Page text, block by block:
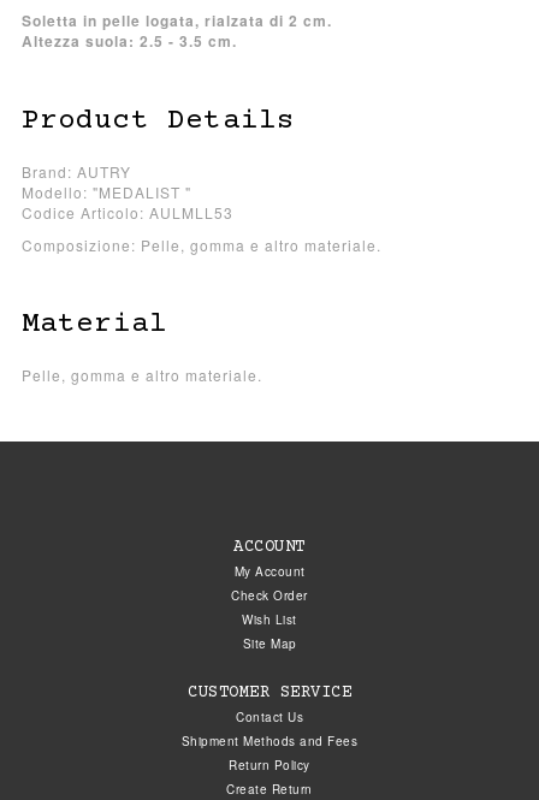
Soletta in pelle logata, rialzata di 2 cm.
Altezza suola: 2.5 - 3.5 cm.
Product Details
Brand: AUTRY
Modello: "MEDALIST "
Codice Articolo: AULMLL53
Composizione: Pelle, gomma e altro materiale.
Material
Pelle, gomma e altro materiale.
ACCOUNT
My Account
Check Order
Wish List
Site Map
CUSTOMER SERVICE
Contact Us
Shipment Methods and Fees
Return Policy
Create Return